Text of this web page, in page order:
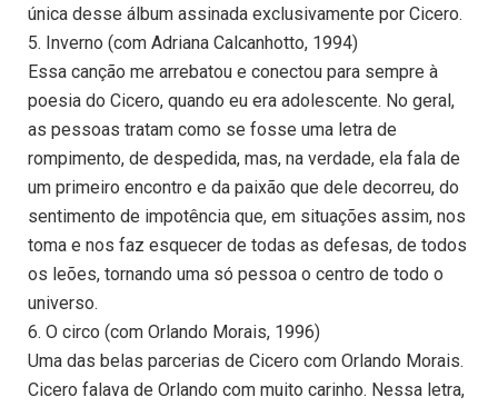
única desse álbum assinada exclusivamente por Cicero.
5. Inverno (com Adriana Calcanhotto, 1994)
Essa canção me arrebatou e conectou para sempre à
poesia do Cicero, quando eu era adolescente. No geral,
as pessoas tratam como se fosse uma letra de
rompimento, de despedida, mas, na verdade, ela fala de
um primeiro encontro e da paixão que dele decorreu, do
sentimento de impotência que, em situações assim, nos
toma e nos faz esquecer de todas as defesas, de todos
os leões, tornando uma só pessoa o centro de todo o
universo.
6. O circo (com Orlando Morais, 1996)
Uma das belas parcerias de Cicero com Orlando Morais.
Cicero falava de Orlando com muito carinho. Nessa letra,